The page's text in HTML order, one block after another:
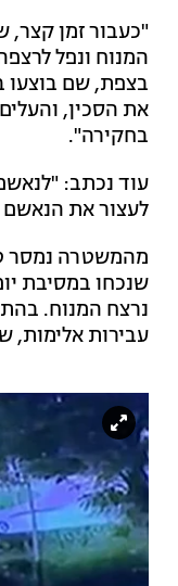
"כעבור זמן
המנוח ונפל
בצפת, שם בוצעו
את הסכין,
בחקירה".
עוד נכתב:
לעצור את הנאשם
שנכחו במסיבת
נרצח המנוח.
עבירות אלימות,